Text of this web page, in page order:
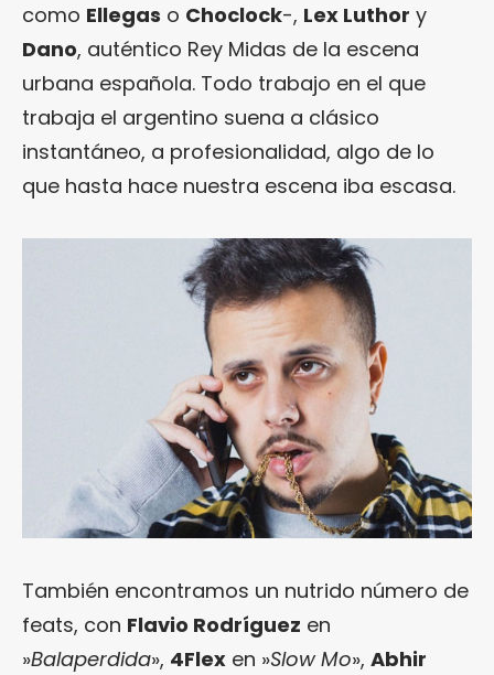
como Ellegas o Choclock-, Lex Luthor y
Dano, auténtico Rey Midas de la escena
urbana española. Todo trabajo en el que
trabaja el argentino suena a clásico
instantáneo, a profesionalidad, algo de lo
que hasta hace nuestra escena iba escasa.
También encontramos un nutrido número de
feats, con Flavio Rodríguez en
»Balaperdida», 4Flex en »Slow Mo», Abhir